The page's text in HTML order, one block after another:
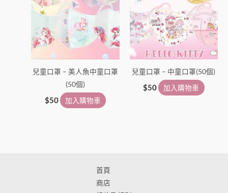
兒童口罩 – 美人魚中童口罩
(50個)
$50 加入購物車
兒童口罩 – 中童口罩(50個)
$50 加入購物車
首頁
商店